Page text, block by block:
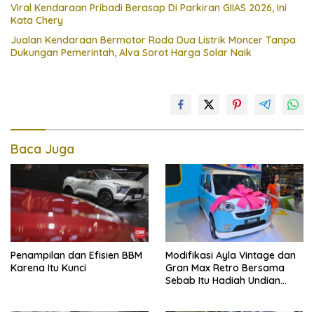
Viral Kendaraan Pribadi Berasap Di Parkiran GIIAS 2026, Ini
Kata Chery
Jualan Kendaraan Bermotor Roda Dua Listrik Moncer Tanpa
Dukungan Pemerintah, Alva Sorot Harga Solar Naik
Baca Juga
Penampilan dan Efisien BBM
Karena Itu Kunci
Modifikasi Ayla Vintage dan
Gran Max Retro Bersama
Sebab Itu Hadiah Undian